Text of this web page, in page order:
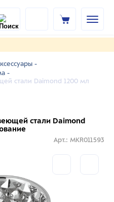
-
-
стали Daimond 1200 мл
стали Daimond
Арт.: MKR011593